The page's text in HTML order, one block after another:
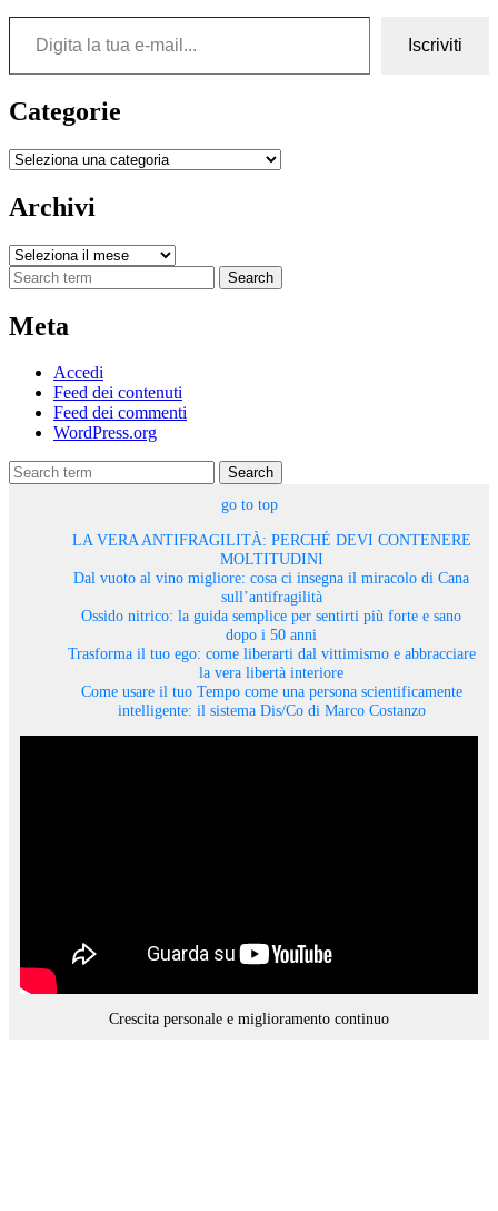
Digita la tua e-mail...
Iscriviti
Categorie
Categorie
Archivi
Archivi
Search
Meta
Accedi
Feed dei contenuti
Feed dei commenti
WordPress.org
Search
go to top
LA VERA ANTIFRAGILITÀ: PERCHÉ DEVI CONTENERE
MOLTITUDINI
Dal vuoto al vino migliore: cosa ci insegna il miracolo di Cana
sull’antifragilità
Ossido nitrico: la guida semplice per sentirti più forte e sano
dopo i 50 anni
Trasforma il tuo ego: come liberarti dal vittimismo e abbracciare
la vera libertà interiore
Come usare il tuo Tempo come una persona scientificamente
intelligente: il sistema Dis/Co di Marco Costanzo
Crescita personale e miglioramento continuo